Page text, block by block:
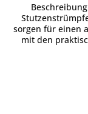
sorgen für einen
mit den